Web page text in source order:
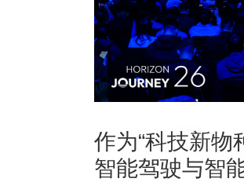
作为“科技新
智能驾驶与智